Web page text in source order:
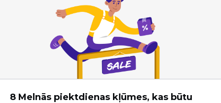
8 Melnās piektdienas kļūmes, kas būtu